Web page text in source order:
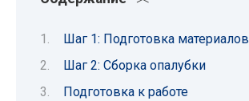
Шаг 1: Подготовка материалов
Шаг 2: Сборка опалубки
Подготовка к работе